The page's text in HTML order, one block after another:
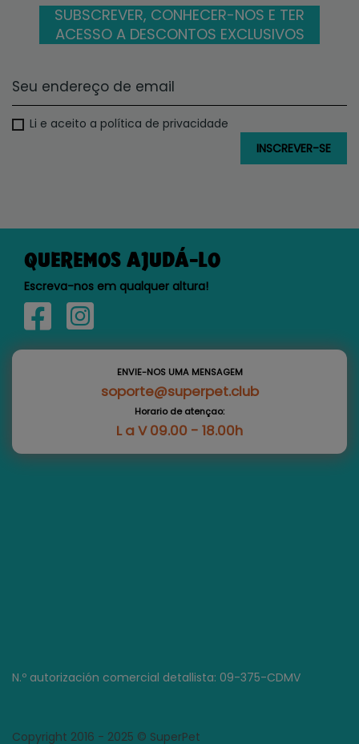
SUBSCREVER, CONHECER-NOS E TER
ACESSO A DESCONTOS EXCLUSIVOS
Li e aceito a política de privacidade
QUEREMOS AJUDÁ-LO
Escreva-nos em qualquer altura!
ENVIE-NOS UMA MENSAGEM
soporte@superpet.club
Horario de atençao:
L a V 09.00 - 18.00h
N.º autorización comercial detallista: 09-375-CDMV
Copyright 2016 - 2025 © SuperPet